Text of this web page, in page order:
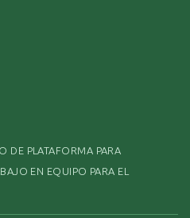
DE PLATAFORMA PARA
EN EQUIPO PARA EL